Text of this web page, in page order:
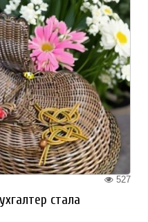
527
стала